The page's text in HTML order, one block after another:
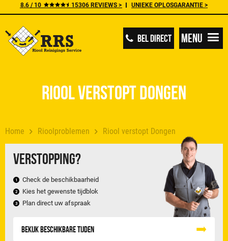
8.6 / 10 15306 REVIEWS > UNIEKE OPLOSGARANTIE >
BEL DIRECT Menu
Home Rioolproblemen Riool verstopt Dongen
Verstopping?
Check de beschikbaarheid
Kies het gewenste tijdblok
Plan direct uw afspraak
Bekijk beschikbare tijden
Riool verstopt Dongen